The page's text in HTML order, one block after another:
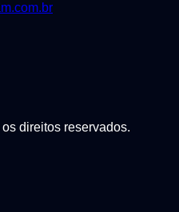
direitos reservados.